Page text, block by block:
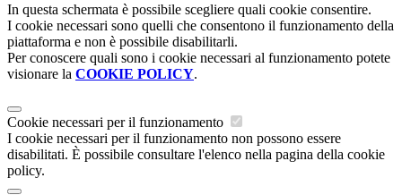
In questa schermata è possibile scegliere quali cookie consentire.
I cookie necessari sono quelli che consentono il funzionamento della
piattaforma e non è possibile disabilitarli.
Per conoscere quali sono i cookie necessari al funzionamento potete
visionare la COOKIE POLICY.
Cookie necessari per il funzionamento
I cookie necessari per il funzionamento non possono essere
disabilitati. È possibile consultare l'elenco nella pagina della cookie
policy.